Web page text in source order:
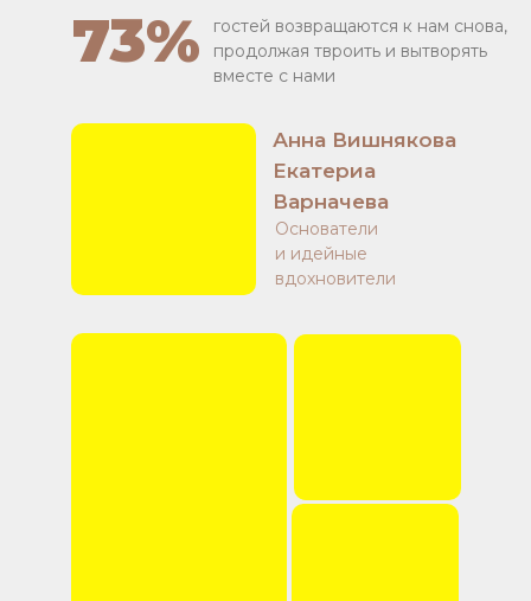
гостей возвращаются к нам снова,
продолжая твроить и вытворять
вместе с нами
73%
Анна Вишнякова
Екатериа
Варначева
Основатели
и идейные
вдохновители